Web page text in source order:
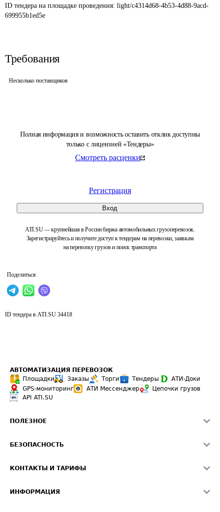
Полная информация и возможность оставить отклик доступны
только с лицензией «Тендеры»
Смотреть расценки
Регистрация
Вход
ATI.SU — крупнейшая в России биржа автомобильных грузоперевозок.
Зарегистрируйтесь и получите доступ к тендерам на перевозки, заявкам
на перевозку грузов и поиск транспорта
Поделиться
ID тендера на площадке проведения: light/c4314d68-4b53-4d88-9acd-
699955b1ed5e
Требования
Несколько поставщиков
ID тендера в ATI.SU 34418
АВТОМАТИЗАЦИЯ ПЕРЕВОЗОК
Площадки
Заказы Торги Тендеры
АТИ-Доки
GPS-мониторинг
АТИ Мессенджер
Цепочки грузов
API ATI.SU
ПОЛЕЗНОЕ
Звезды ATI.SU на вашем сайте
Средние ставки
БЕЗОПАСНОСТЬ
Светофор+
КОНТАКТЫ И ТАРИФЫ
ИНФОРМАЦИЯ